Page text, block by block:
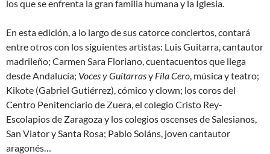
los que se enfrenta la gran familia humana y la Iglesia.
En esta edición, a lo largo de sus catorce conciertos, contará
entre otros con los siguientes artistas: Luis Guitarra, cantautor
madrileño; Carmen Sara Floriano, cuentacuentos que llega
desde Andalucía; Voces y Guitarrasy Fila Cero, música y teatro;
Kikote (Gabriel Gutiérrez), cómico y clown; los coros del
Centro Penitenciario de Zuera, el colegio Cristo Rey-
Escolapios de Zaragoza y los colegios oscenses de Salesianos,
San Viator y Santa Rosa; Pablo Soláns, joven cantautor
aragonés…